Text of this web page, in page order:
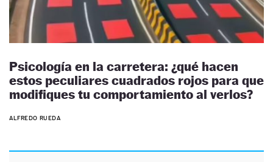
Psicología en la carretera: ¿qué hacen
estos peculiares cuadrados rojos para que
modifiques tu comportamiento al verlos?
ALFREDO RUEDA